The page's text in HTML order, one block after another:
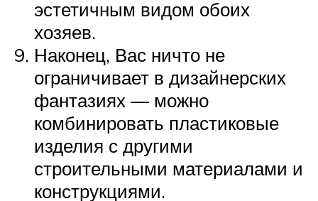
эстетичным видом обоих
хозяев.
Наконец, Вас ничто не
ограничивает в дизайнерских
фантазиях — можно
комбинировать пластиковые
изделия с другими
строительными материалами и
конструкциями.